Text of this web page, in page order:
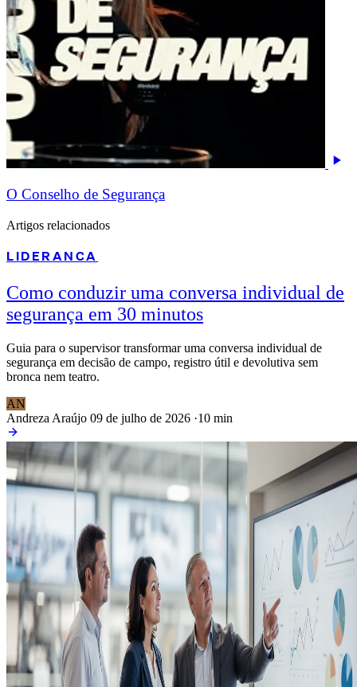
O Conselho de Segurança
Artigos relacionados
LIDERANCA
Como conduzir uma conversa individual de
segurança em 30 minutos
Guia para o supervisor transformar uma conversa individual de
segurança em decisão de campo, registro útil e devolutiva sem
bronca nem teatro.
AN
Andreza Araújo 09 de julho de 2026 ·10 min